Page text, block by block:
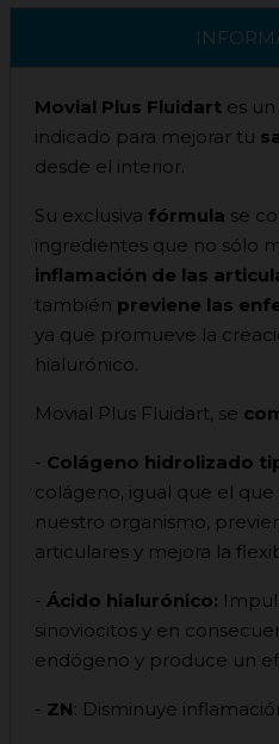
Movial Plus Fluidart es
indicado para mejorar tu
desde el interior.
Su exclusiva fórmula se
ingredientes que no sólo
inflamación de las
también previene las
ya que promueve la
hialurónico.
Movial Plus Fluidart, se
- Colágeno hidrolizado
colágeno, igual que el
nuestro organismo,
articulares y mejora la
- Ácido hialurónico:
sinoviocitos y en
endógeno y produce un
- ZN: Disminuye